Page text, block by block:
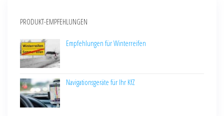
PRODUKT-EMPFEHLUNGEN
Empfehlungen für Winterreifen
Navigationsgeräte für Ihr KfZ